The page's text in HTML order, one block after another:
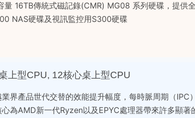
量 16TB傳統式磁記錄(CMR) MG08 系列硬碟，提供
NAS硬碟及視訊監控用S300硬碟
上型CPU, 12核心桌上型CPU
界產品世代交替的效能提升幅度，每時脈周期（IPC
為AMD新一代Ryzen以及EPYC處理器帶來許多顯著